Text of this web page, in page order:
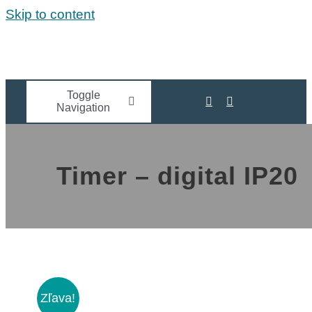
Skip to content
Toggle
Navigation
NEWS
Timer – digital IP20
Zľava!